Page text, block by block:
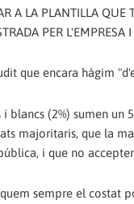
A LA PLANTILLA
PER
que encara hàgim
i blancs (2%) sumen
majoritaris, que la
i que no
sempre el costat